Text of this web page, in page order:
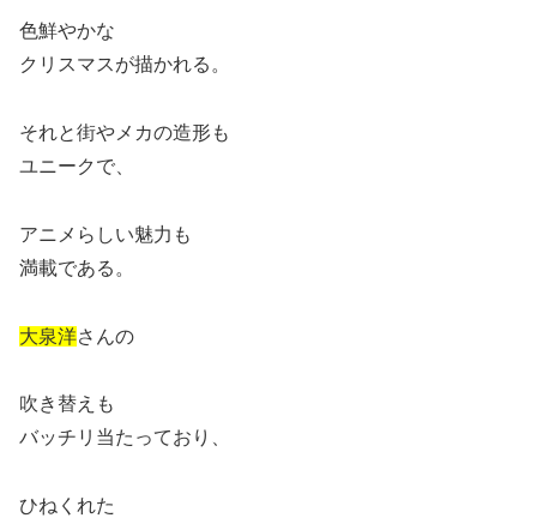
色鮮やかな
クリスマスが描かれる。
それと街やメカの造形も
ユニークで、
アニメらしい魅力も
満載である。
大泉洋さんの
吹き替えも
バッチリ当たっており、
ひねくれた